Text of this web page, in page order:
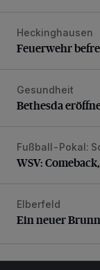
Feuerwehr
Heckinghausen
Feuerwehr
Bethesda
Gesundheit
Bethesda
WSV:
Fußball-Pokal:
WSV:
Ein neuer
Elberfeld
Ein neuer